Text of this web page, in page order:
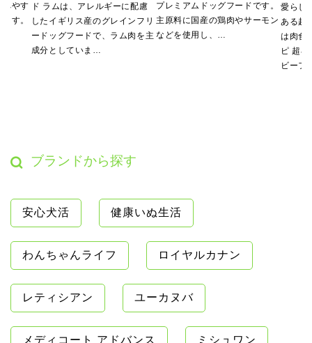
べやす
す。
ド ラムは、アレルギーに配慮
したイギリス産のグレインフリ
ードッグフードで、ラム肉を主
成分としていま…
プレミアムドッグフードです。
主原料に国産の鶏肉やサーモン
などを使用し、…
愛らし
ある超
は肉食
ピ 超
ビーフ
ブランドから探す
安心犬活 健康いぬ生活
わんちゃんライフ ロイヤルカナン
レティシアン ユーカヌバ
メディコート アドバンス ミシュワン